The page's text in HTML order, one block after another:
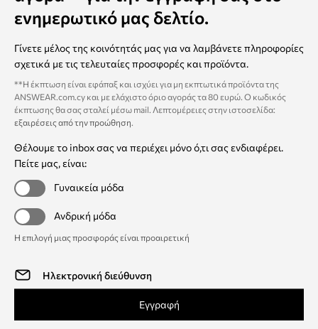
ενημερωτικό μας δελτίο.
Γίνετε μέλος της κοινότητάς μας για να λαμβάνετε πληροφορίες
σχετικά με τις τελευταίες προσφορές και προϊόντα.
**Η έκπτωση είναι εφάπαξ και ισχύει για μη εκπτωτικά προϊόντα της
ANSWEAR.com.cy και με ελάχιστο όριο αγοράς τα 80 ευρώ. Ο κωδικός
έκπτωσης θα σας σταλεί μέσω mail. Λεπτομέρειες στην ιστοσελίδα:
εξαιρέσεις από την προώθηση.
Θέλουμε το inbox σας να περιέχει μόνο ό,τι σας ενδιαφέρει.
Πείτε μας, είναι:
Γυναικεία μόδα
Ανδρική μόδα
Η επιλογή μιας προσφοράς είναι προαιρετική
Εγγραφή